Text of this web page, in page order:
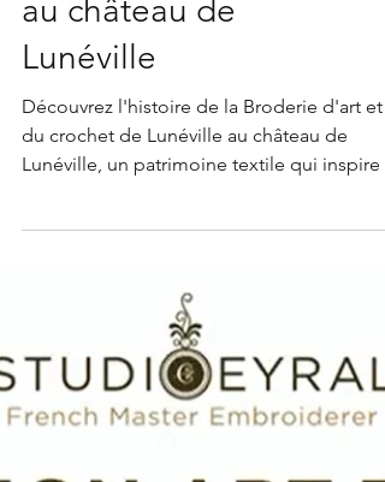
un patrimoine textile
au château de
Lunéville
Découvrez l'histoire de la Broderie d'art et